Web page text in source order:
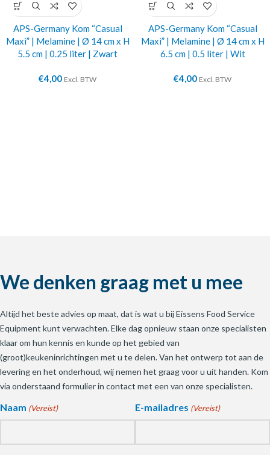
APS-Germany Kom “Casual
Maxi” | Melamine | Ø 14 cm x H
5.5 cm | 0.25 liter | Zwart
€4,00 Excl. BTW
APS-Germany Kom “Casual
Maxi” | Melamine | Ø 14 cm x H
6.5 cm | 0.5 liter | Wit
€4,00 Excl. BTW
We denken graag met u mee
Altijd het beste advies op maat, dat is wat u bij Eissens Food Service
Equipment kunt verwachten. Elke dag opnieuw staan onze specialisten
klaar om hun kennis en kunde op het gebied van
(groot)keukeninrichtingen met u te delen. Van het ontwerp tot aan de
levering en het onderhoud, wij nemen het graag voor u uit handen. Kom
via onderstaand formulier in contact met een van onze specialisten.
Naam (Vereist) E-mailadres (Vereist)